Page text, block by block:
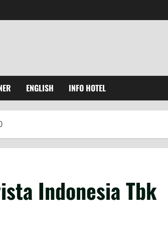
ENGLISH INFO HOTEL
Indonesia Tbk